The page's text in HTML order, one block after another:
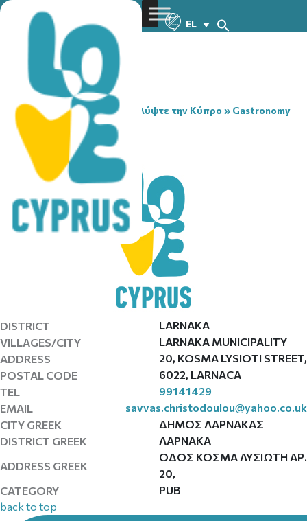
EL
You are here:Home» Ανακαλύψτε την Κύπρο » Gastronomy
» HOT SHOTS PUB
HOT SHOTS PUB
DISTRICT
LARNAKA
VILLAGES/CITY
LARNAKA MUNICIPALITY
ADDRESS
20, KOSMA LYSIOTI STREET,
POSTAL CODE
6022, LARNACA
TEL
99141429
EMAIL
savvas.christodoulou@yahoo.co.uk
CITY GREEK
ΔΗΜΟΣ ΛΑΡΝΑΚΑΣ
DISTRICT GREEK
ΛΑΡΝΑΚΑ
ADDRESS GREEK
ΟΔΟΣ ΚΟΣΜΑ ΛΥΣΙΩΤΗ ΑΡ.
20,
CATEGORY
PUB
back to top